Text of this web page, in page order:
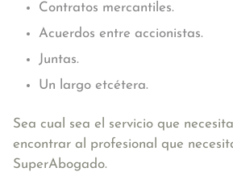
Contratos mercantiles.
Acuerdos entre accionistas.
Juntas.
Un largo etcétera.
Sea cual sea el servicio que
encontrar al profesional que
SuperAbogado.